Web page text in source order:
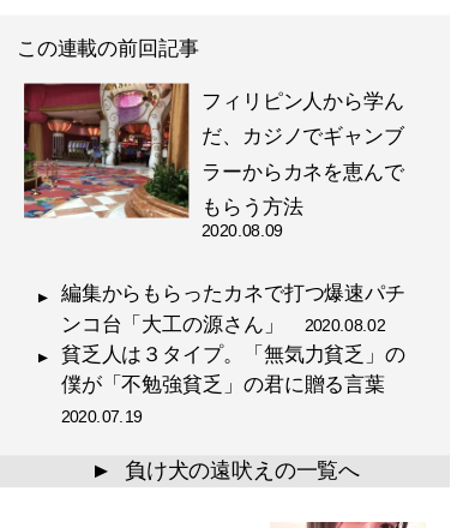
この連載の前回記事
フィリピン人から学ん
だ、カジノでギャンブ
ラーからカネを恵んで
もらう方法
2020.08.09
編集からもらったカネで打つ爆速パチ
ンコ台「大工の源さん」 2020.08.02
貧乏人は３タイプ。「無気力貧乏」の
僕が「不勉強貧乏」の君に贈る言葉
2020.07.19
▲ 負け犬の遠吠えの一覧へ